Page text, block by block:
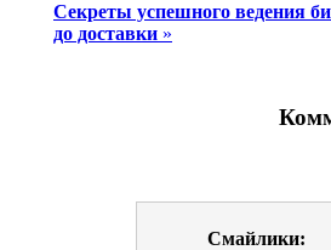
Секреты успешного ведения
до доставки »
Смайлики: